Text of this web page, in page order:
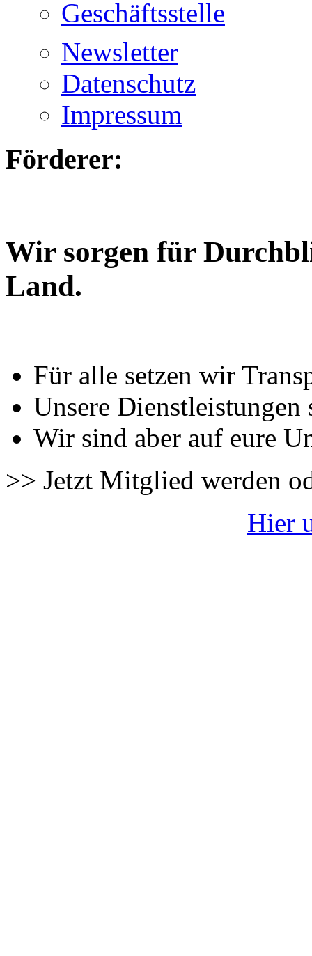
Geschäftsstelle
Newsletter
Datenschutz
Impressum
Förderer:
Wir sorgen für
Land.
Für alle setzen wir
Unsere Dienstleistungen
Wir sind aber auf eure
>> Jetzt Mitglied werden
Hier